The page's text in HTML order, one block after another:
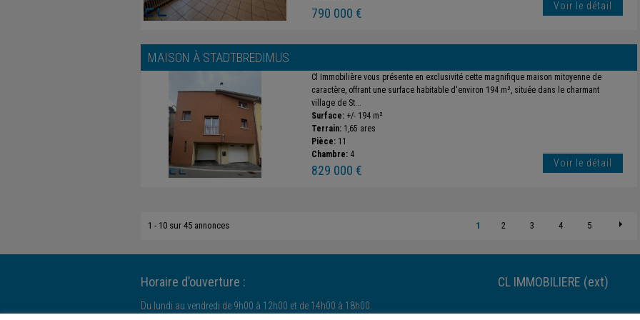
790 000 € Voir le détail
MAISON À STADTBREDIMUS
Cl Immobilière vous présente en exclusivité cette magnifique maison mitoyenne de
caractère, offrant une surface habitable d'environ 194 m², située dans le charmant
village de St...
Surface: +/- 194 m²
Terrain: 1,65 ares
Pièce: 11
Chambre: 4
829 000 € Voir le détail
1 - 10 sur 45 annonces 1 2 3 4 5
Horaire d’ouverture :
Du lundi au vendredi de 9h00 à 12h00 et de 14h00 à 18h00.
CL IMMOBILIERE (ext)